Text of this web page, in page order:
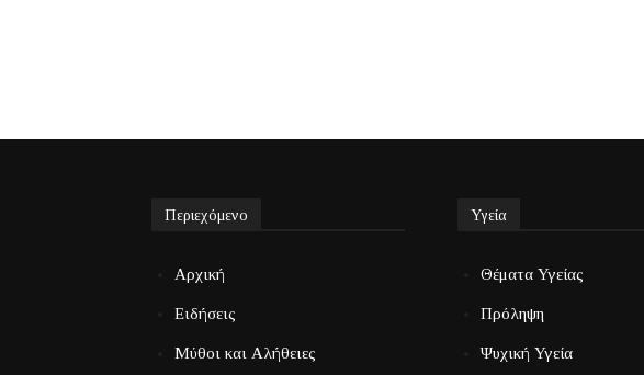
Περιεχόμενο
Αρχική
Ειδήσεις
Μύθοι και Αλήθειες
Υγεία
Θέματα Υγείας
Πρόληψη
Ψυχική Υγεία